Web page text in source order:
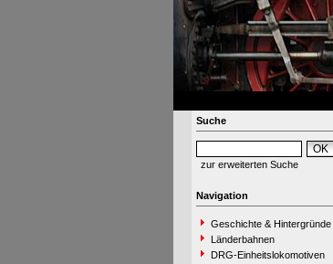
Suche
zur erweiterten Suche
Navigation
Geschichte & Hintergründe
Länderbahnen
DRG-Einheitslokomotiven